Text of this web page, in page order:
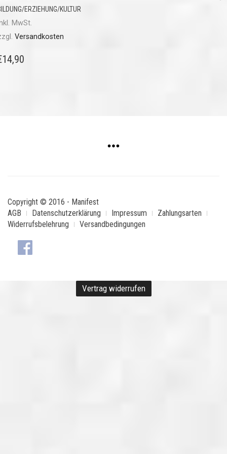
ERZIEHUNG/KULTUR
MwSt.
Versandkosten
14,90
Copyright © 2016 - Manifest
AGB
Datenschutzerklärung Impressum
Zahlungsarten
Widerrufsbelehrung
Versandbedingungen
Vertrag widerrufen